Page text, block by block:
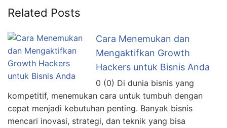
Related Posts
Cara Menemukan dan
Mengaktifkan Growth
Hackers untuk Bisnis Anda
0 (0) Di dunia bisnis yang
kompetitif, menemukan cara untuk tumbuh dengan
cepat menjadi kebutuhan penting. Banyak bisnis
mencari inovasi, strategi, dan teknik yang bisa